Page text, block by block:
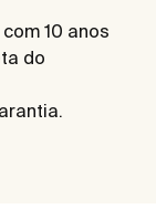
10 anos
do